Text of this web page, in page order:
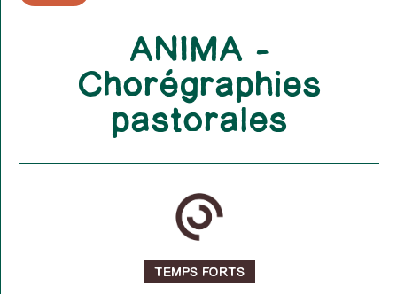
ANIMA –
Chorégraphies
pastorales
TEMPS FORTS